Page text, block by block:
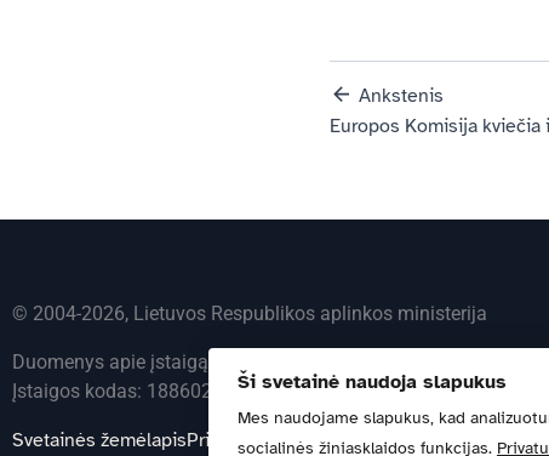
Ankstenis
© 2004-2026, Lietuvos Respublikos aplinkos ministerija
Duomenys apie įstaigą kaupiami ir saugomi Juridinių asmenų
Įstaigos kodas: 188602370 | Adresas: A. Jakšto g. 4, 01105
Svetainės žemėlapisPrivatumo politika
Ši svetainė naudoja slapukus
Mes naudojame slapukus, kad
socialinės žiniasklaidos funkcijas.